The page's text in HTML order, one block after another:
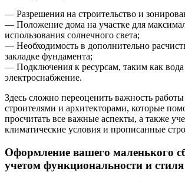
— Разрешения на строительство и
— Положение дома на участке для
использования солнечного света;
— Необходимость в дополнительно
закладке фундамента;
— Подключения к ресурсам, таким как
электроснабжение.
Здесь сложно переоценить важность
строителями и архитекторами, которые
просчитать все важные аспекты, а также
климатические условия и прописанные
Оформление вашего маленького
учетом функциональности и стиля